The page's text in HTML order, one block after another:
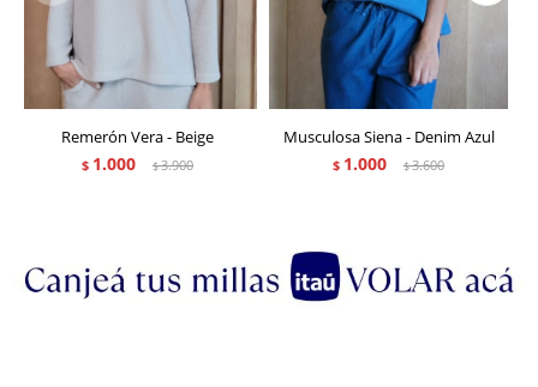
Remerón Vera - Beige
$ 1.000 $3.900
Musculosa Siena - Denim Azul
$ 1.000 $3.600